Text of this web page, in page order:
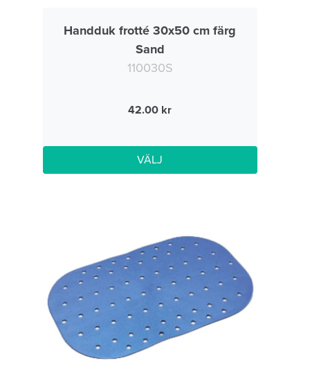
Handduk frotté 30x50 cm färg
Sand
110030S
42.00
VÄLJ